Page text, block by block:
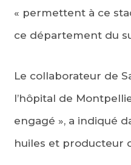
« permettent à ce
ce département du
Le collaborateur de
l’hôpital de
engagé », a indiqué
huiles et producteur